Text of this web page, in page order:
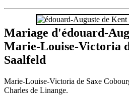
Mariage d'édouard-
Marie-Louise-Victoria
Saalfeld
Marie-Louise-Victoria de Saxe
Charles de Linange.